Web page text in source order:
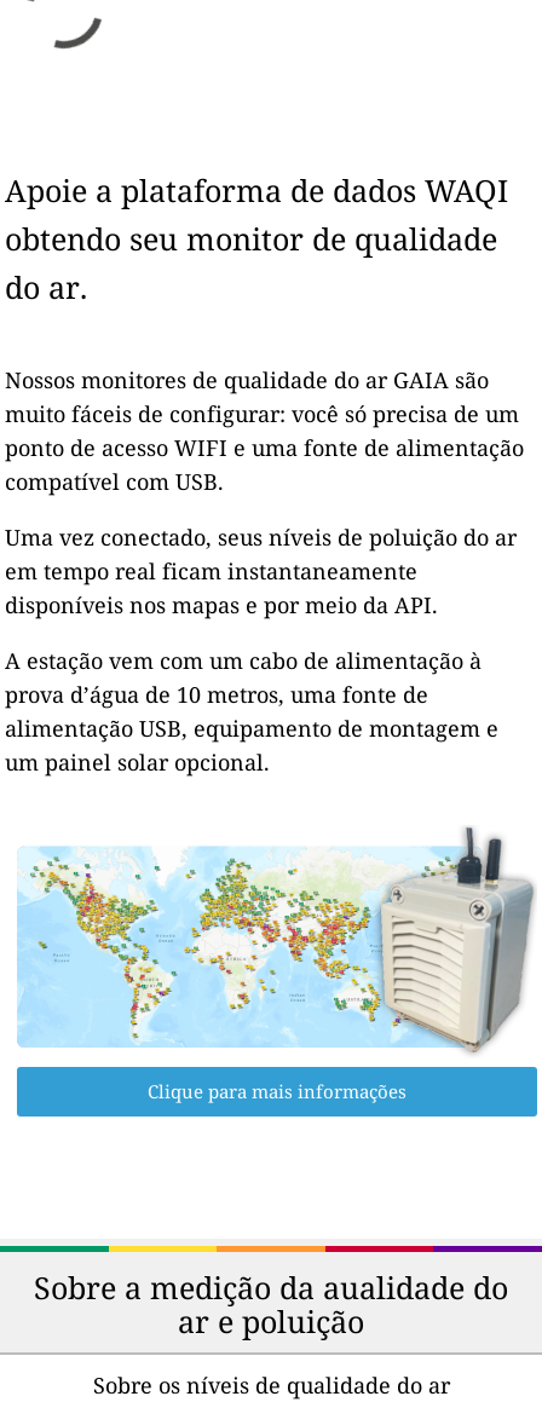
Apoie a plataforma de dados WAQI
obtendo seu monitor de qualidade
do ar.
Nossos monitores de qualidade do ar GAIA são
muito fáceis de configurar: você só precisa de um
ponto de acesso WIFI e uma fonte de alimentação
compatível com USB.
Uma vez conectado, seus níveis de poluição do ar
em tempo real ficam instantaneamente
disponíveis nos mapas e por meio da API.
A estação vem com um cabo de alimentação à
prova d’água de 10 metros, uma fonte de
alimentação USB, equipamento de montagem e
um painel solar opcional.
Clique para mais informações
Sobre a medição da aualidade do
ar e poluição
Sobre os níveis de qualidade do ar